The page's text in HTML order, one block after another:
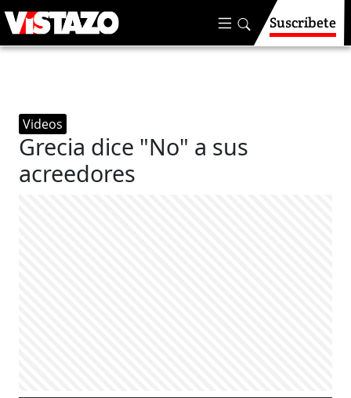
Suscríbete
Videos
Grecia dice "No" a sus
acreedores